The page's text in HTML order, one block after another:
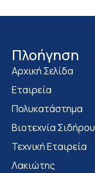
Πλοήγηση
Αρχική Σελίδα
Εταιρεία
Πολυκατάστημα
Bιοτεχνία Σιδήρου
Τεχνική Εταιρεία
Λακιώτης